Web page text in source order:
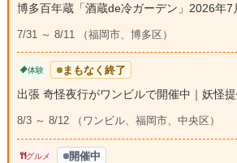
博多百年蔵「酒蔵de冷ガーデン」2026年7
7/31 ～ 8/11 （福岡市、博多区）
体験 まもなく終了
出張 奇怪夜行がワンビルで開催中｜妖怪
8/3 ～ 8/12 （ワンビル、福岡市、中央区）
グルメ 開催中